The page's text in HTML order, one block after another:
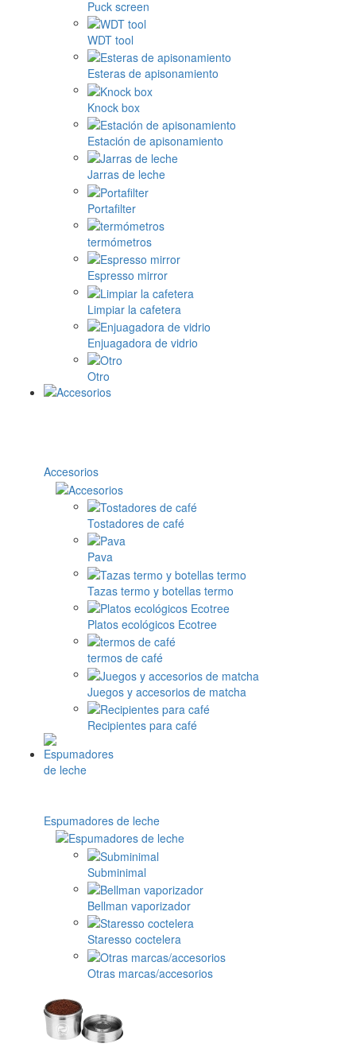
Puck screen
WDT tool
Esteras de apisonamiento
Knock box
Estación de apisonamiento
Jarras de leche
Portafilter
termómetros
Espresso mirror
Limpiar la cafetera
Enjuagadora de vidrio
Otro
Accesorios
Tostadores de café
Pava
Tazas termo y botellas termo
Platos ecológicos Ecotree
termos de café
Juegos y accesorios de matcha
Recipientes para café
Espumadores de leche
Subminimal
Bellman vaporizador
Staresso coctelera
Otras marcas/accesorios